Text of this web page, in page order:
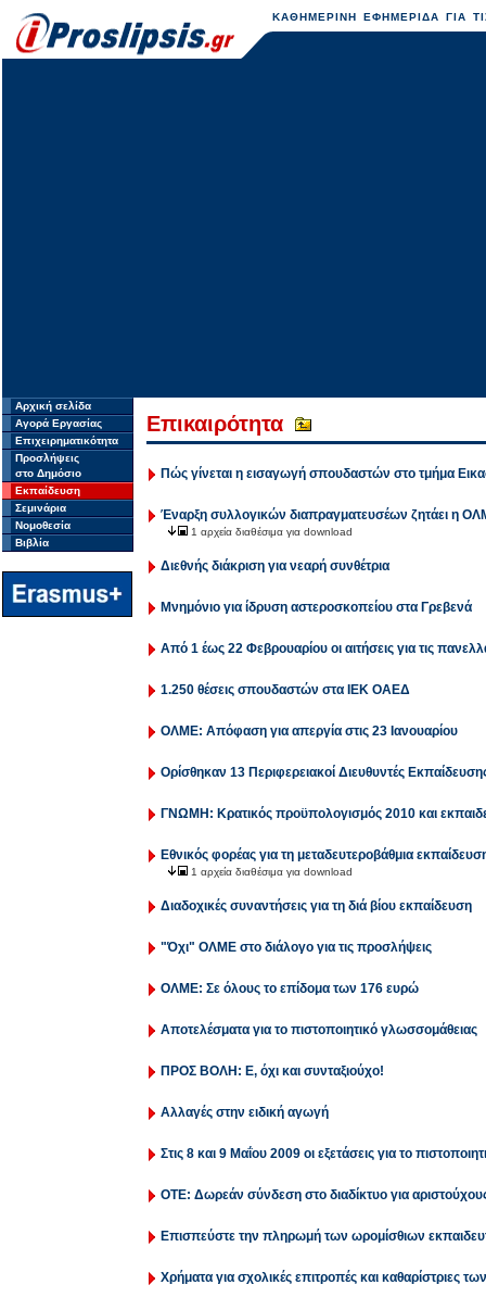
ΚΑΘΗΜΕΡΙΝΗ ΕΦΗΜΕΡΙΔΑ ΓΙΑ
Αρχική σελίδα
Αγορά Εργασίας
Επιχειρηματικότητα
Προσλήψεις
στο Δημόσιο
Εκπαίδευση
Σεμινάρια
Νομοθεσία
Βιβλία
Επικαιρότητα
Πώς γίνεται η εισαγωγή σπουδαστών στο τμήμα
Έναρξη συλλογικών διαπραγματευσέων ζητάει η
1 αρχεία διαθέσιμα για download
Διεθνής διάκριση για νεαρή συνθέτρια
Μνημόνιο για ίδρυση αστεροσκοπείου στα Γρεβενά
Aπό 1 έως 22 Φεβρουαρίου οι αιτήσεις για τις
1.250 θέσεις σπουδαστών στα ΙΕΚ ΟΑΕΔ
ΟΛΜΕ: Απόφαση για απεργία στις 23 Ιανουαρίου
Ορίσθηκαν 13 Περιφερειακοί Διευθυντές
ΓΝΩΜΗ: Κρατικός προϋπολογισμός 2010 και
Εθνικός φορέας για τη μεταδευτεροβάθμια
1 αρχεία διαθέσιμα για download
Διαδοχικές συναντήσεις για τη διά βίου εκπαίδευση
"Όχι" ΟΛΜΕ στο διάλογο για τις προσλήψεις
ΟΛΜΕ: Σε όλους το επίδομα των 176 ευρώ
Αποτελέσματα για το πιστοποιητικό γλωσσομάθειας
ΠΡΟΣ ΒΟΛΗ: Ε, όχι και συνταξιούχο!
Αλλαγές στην ειδική αγωγή
Στις 8 και 9 Μαΐου 2009 οι εξετάσεις για το
ΟΤΕ: Δωρεάν σύνδεση στο διαδίκτυο για
Επισπεύστε την πληρωμή των ωρομίσθιων
Χρήματα για σχολικές επιτροπές και καθαρίστριες